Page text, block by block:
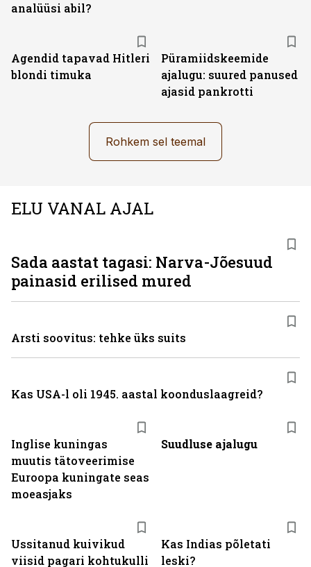
analüüsi abil?
Agendid tapavad Hitleri
blondi timuka
Püramiidskeemide
ajalugu: suured panused
ajasid pankrotti
Rohkem sel teemal
ELU VANAL AJAL
Inglise kuningas
muutis tätoveerimise
Euroopa kuningate seas
moeasjaks
Suudluse ajalugu
Ussitanud kuivikud
viisid pagari kohtukulli
Kas Indias põletati
leski?
Sada aastat tagasi: Narva-Jõesuud
painasid erilised mured
Arsti soovitus: tehke üks suits
Kas USA-l oli 1945. aastal koonduslaagreid?